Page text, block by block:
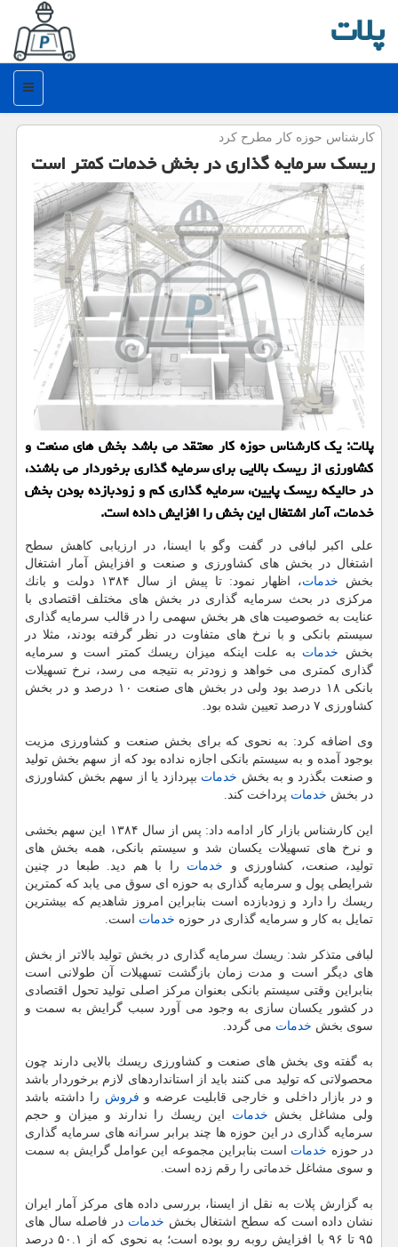
پلات
منو
كارشناس حوزه كار مطرح كرد
ریسك سرمایه گذاری در بخش خدمات كمتر است
پلات: یك كارشناس حوزه كار معتقد می باشد بخش های صنعت و
كشاورزی از ریسك بالایی برای سرمایه گذاری برخوردار می باشند،
در حالیكه ریسك پایین، سرمایه گذاری كم و زودبازده بودن بخش
خدمات، آمار اشتغال این بخش را افزایش داده است.
علی اكبر لبافی در گفت وگو با ایسنا، در ارزیابی كاهش سطح
اشتغال در بخش های كشاورزی و صنعت و افزایش آمار اشتغال
بخش خدمات
، اظهار نمود: تا پیش از سال ۱۳۸۴ دولت و بانك
مركزی در بحث سرمایه گذاری در بخش های مختلف اقتصادی با
عنایت به خصوصیت های هر بخش سهمی را در قالب سرمایه گذاری
سیستم بانكی و با نرخ های متفاوت در نظر گرفته بودند، مثلا در
بخش خدمات به علت اینكه میزان ریسك كمتر است و سرمایه
گذاری كمتری می خواهد و زودتر به نتیجه می رسد، نرخ تسهیلات
بانكی ۱۸ درصد بود ولی در بخش های صنعت ۱۰ درصد و در بخش
كشاورزی ۷ درصد تعیین شده بود.
وی اضافه كرد: به نحوی كه برای بخش صنعت و كشاورزی مزیت
بوجود آمده و به سیستم بانكی اجازه نداده بود كه از سهم بخش تولید
و صنعت بگذرد و به بخش خدمات بپردازد یا از سهم بخش كشاورزی
در بخش خدمات پرداخت كند.
این كارشناس بازار كار ادامه داد: پس از سال ۱۳۸۴ این سهم بخشی
و نرخ های تسهیلات یكسان شد و سیستم بانكی، همه بخش های
تولید، صنعت، كشاورزی و خدمات را با هم دید. طبعا در چنین
شرایطی پول و سرمایه گذاری به حوزه ای سوق می یابد كه كمترین
ریسك را دارد و زودبازده است بنابراین امروز شاهدیم كه بیشترین
تمایل به كار و سرمایه گذاری در حوزه خدمات است.
لبافی متذكر شد: ریسك سرمایه گذاری در بخش تولید بالاتر از بخش
های دیگر است و مدت زمان بازگشت تسهیلات آن طولانی است
بنابراین وقتی سیستم بانكی بعنوان مركز اصلی تولید تحول اقتصادی
در كشور یكسان سازی به وجود می آورد سبب گرایش به سمت و
سوی بخش خدمات می گردد.
به گفته وی بخش های صنعت و كشاورزی ریسك بالایی دارند چون
محصولاتی كه تولید می كنند باید از استانداردهای لازم برخوردار باشد
و در بازار داخلی و خارجی قابلیت عرضه و فروش را داشته باشد
ولی مشاغل بخش خدمات این ریسك را ندارند و میزان و حجم
سرمایه گذاری در این حوزه ها چند برابر سرانه های سرمایه گذاری
در حوزه خدمات است بنابراین مجموعه این عوامل گرایش به سمت
و سوی مشاغل خدماتی را رقم زده است.
به گزارش پلات به نقل از ایسنا، بررسی داده های مركز آمار ایران
نشان داده است كه سطح اشتغال بخش خدمات در فاصله سال های
۹۵ تا ۹۶ با افزایش روبه رو بوده است؛ به نحوی كه از ۵۰.۱ درصد